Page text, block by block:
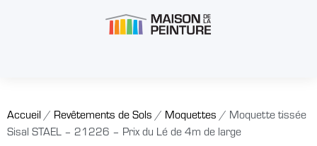
Accueil / Revêtements de Sols / Moquettes / Moquette tissée
Sisal STAEL – 21226 – Prix du Lé de 4m de large